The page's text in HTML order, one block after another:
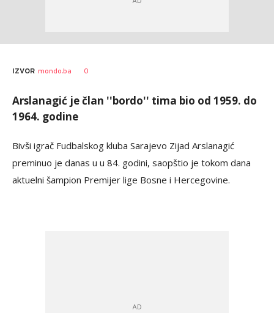
IZVOR mondo.ba 0
Arslanagić je član ''bordo'' tima bio od 1959. do
1964. godine
Bivši igrač Fudbalskog kluba Sarajevo Zijad Arslanagić
preminuo je danas u u 84. godini, saopštio je tokom dana
aktuelni šampion Premijer lige Bosne i Hercegovine.